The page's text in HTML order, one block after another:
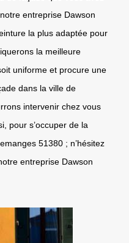
entreprise Dawson
la plus adaptée pour
la meilleure
uniforme et procure une
dans la ville de
intervenir chez vous
pour s’occuper de la
51380 ; n’hésitez
entreprise Dawson